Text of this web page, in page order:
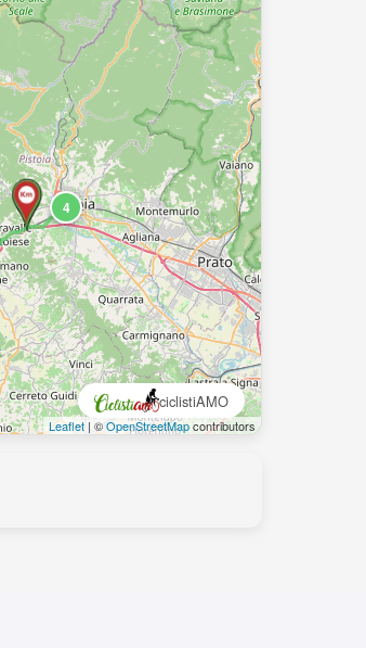
ciclistiAMO
4
Leaflet | ©OpenStreetMapcontributors